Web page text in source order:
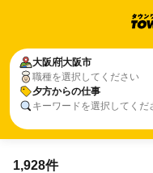
大阪府大阪市
職種を選択してください
夕方からの仕事
キーワードを選択してくだ
1,928件